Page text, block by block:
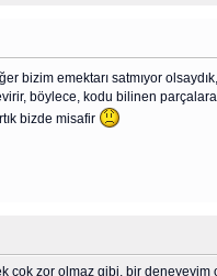
bizim emektarı satmıyor
böylece, kodu bilinen
bizde misafir
çok zor olmaz gibi, bir